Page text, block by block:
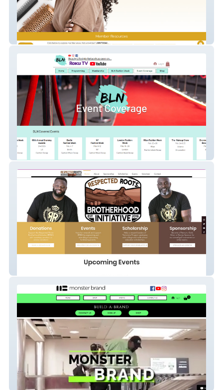
The Association of Natural Haircare
Beauty Lifestyle Network
Respected Root's Brotherhood Initiative
Monster Brand